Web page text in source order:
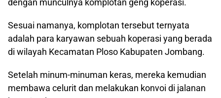
dengan munculnya komplotan geng koperasi.
Sesuai namanya, komplotan tersebut ternyata
adalah para karyawan sebuah koperasi yang berada
di wilayah Kecamatan Ploso Kabupaten Jombang.
Setelah minum-minuman keras, mereka kemudian
membawa celurit dan melakukan konvoi di jalanan